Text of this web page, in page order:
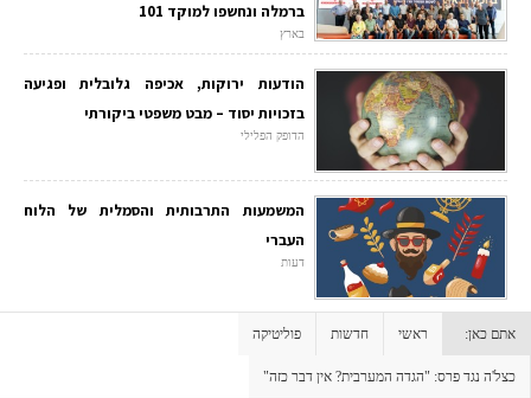
ברמלה ונחשפו למוקד 101
בארץ
הודעות ירוקות, אכיפה גלובלית ופגיעה
בזכויות יסוד – מבט משפטי ביקורתי
הדופק הפלילי
המשמעות התרבותית והסמלית של הלוח
העברי
דעות
אתם כאן: ראשי חדשות פוליטיקה
כצל'ה נגד פרס: "הגדה המערבית? אין דבר כזה"